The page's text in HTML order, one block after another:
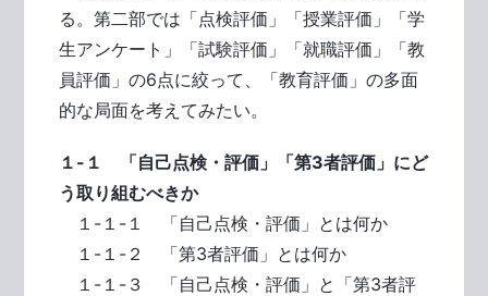
る。第二部では「点検評価」「授業評価」「学
生アンケート」「試験評価」「就職評価」「教
員評価」の6点に絞って、「教育評価」の多面
的な局面を考えてみたい。
１-１ 「自己点検・評価」「第3者評価」にど
う取り組むべきか
１-１-１ 「自己点検・評価」とは何か
１-１-２ 「第3者評価」とは何か
１-１-３ 「自己点検・評価」と「第3者評